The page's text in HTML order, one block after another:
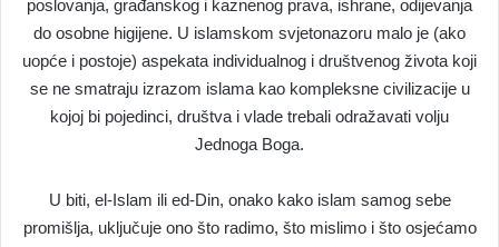
poslovanja, građanskog i kaznenog prava, ishrane, odijevanja
do osobne higijene. U islamskom svjetonazoru malo je (ako
uopće i postoje) aspekata individualnog i društvenog života koji
se ne smatraju izrazom islama kao kompleksne civilizacije u
kojoj bi pojedinci, društva i vlade trebali odražavati volju
Jednoga Boga.
U biti, el-Islam ili ed-Din, onako kako islam samog sebe
promišlja, uključuje ono što radimo, što mislimo i što osjećamo